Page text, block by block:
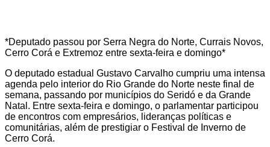
*Deputado passou por Serra Negra do Norte, Currais Novos,
Cerro Corá e Extremoz entre sexta-feira e domingo*
O deputado estadual Gustavo Carvalho cumpriu uma intensa
agenda pelo interior do Rio Grande do Norte neste final de
semana, passando por municípios do Seridó e da Grande
Natal. Entre sexta-feira e domingo, o parlamentar participou
de encontros com empresários, lideranças políticas e
comunitárias, além de prestigiar o Festival de Inverno de
Cerro Corá.